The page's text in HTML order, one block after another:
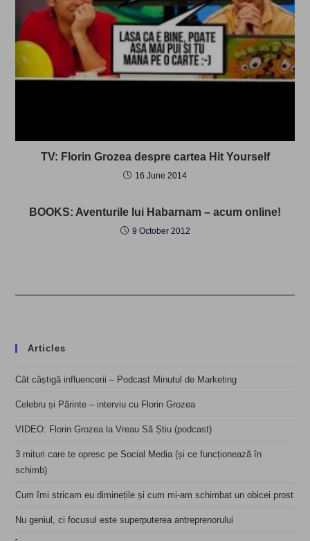
TV: Florin Grozea despre cartea Hit Yourself
16 June 2014
BOOKS: Aventurile lui Habarnam – acum online!
9 October 2012
Articles
Cât câștigă influencerii – Podcast Minutul de Marketing
Celebru și Părinte – interviu cu Florin Grozea
VIDEO: Florin Grozea la Vreau Să Știu (podcast)
3 mituri care te opresc pe Social Media (și ce funcționează în
schimb)
Cum îmi stricam eu diminețile și cum mi-am schimbat un obicei prost
Nu geniul, ci focusul este superputerea antreprenorului